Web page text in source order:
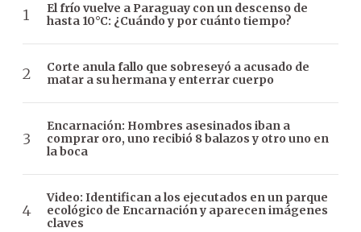
El frío vuelve a Paraguay con un descenso de
hasta 10°C: ¿Cuándo y por cuánto tiempo?
Corte anula fallo que sobreseyó a acusado de
matar a su hermana y enterrar cuerpo
Encarnación: Hombres asesinados iban a
comprar oro, uno recibió 8 balazos y otro uno en
la boca
Video: Identifican a los ejecutados en un parque
ecológico de Encarnación y aparecen imágenes
claves